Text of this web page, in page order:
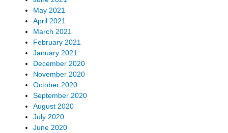
May 2021
April 2021
March 2021
February 2021
January 2021
December 2020
November 2020
October 2020
September 2020
August 2020
July 2020
June 2020